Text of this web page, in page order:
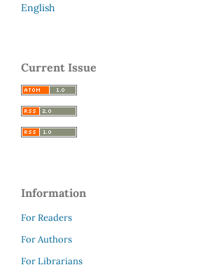
English
Current Issue
Information
For Readers
For Authors
For Librarians